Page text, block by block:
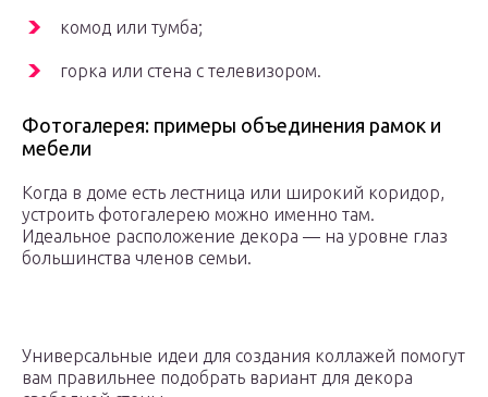
комод или тумба;
горка или стена с телевизором.
Фотогалерея: примеры объединения рамок и
мебели
Когда в доме есть лестница или широкий коридор,
устроить фотогалерею можно именно там.
Идеальное расположение декора — на уровне глаз
большинства членов семьи.
Универсальные идеи для создания коллажей помогут
вам правильнее подобрать вариант для декора